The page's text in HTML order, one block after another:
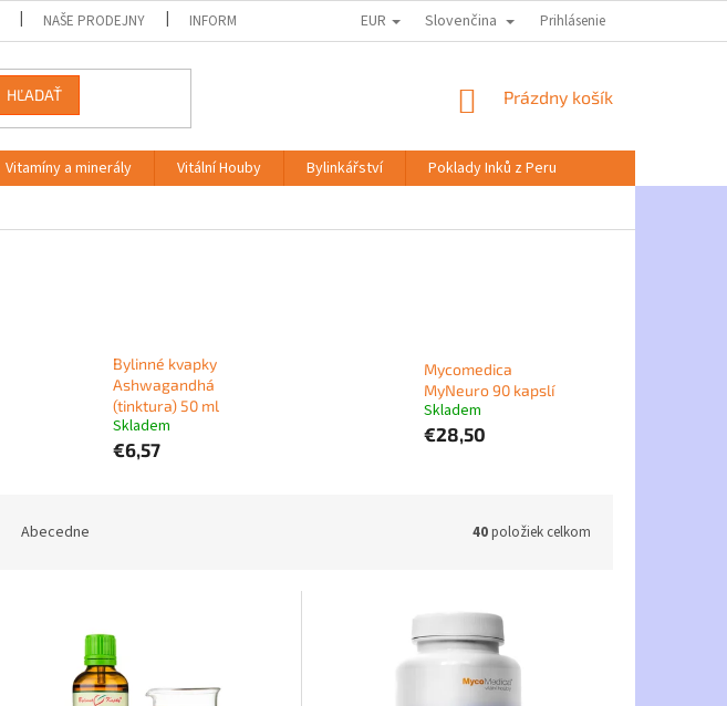
NAŠE PRODEJNY INFORMACE KE ZPRACOVÁNÍ OSOBNÍCH ÚDAJŮ DOPRAVA A PLATBA
EUR Slovenčina Prihlásenie
HĽADAŤ
NÁKUPNÝ
Prázdny košík
Vitamíny a minerály Vitální Houby Bylinkářství
Poklady Inků z Peru
Bylinné kvapky
Ashwagandhá
(tinktura) 50 ml
Skladem
€6,57
Mycomedica
MyNeuro 90 kapslí
Skladem
€28,50
Abecedne 40položiek celkom